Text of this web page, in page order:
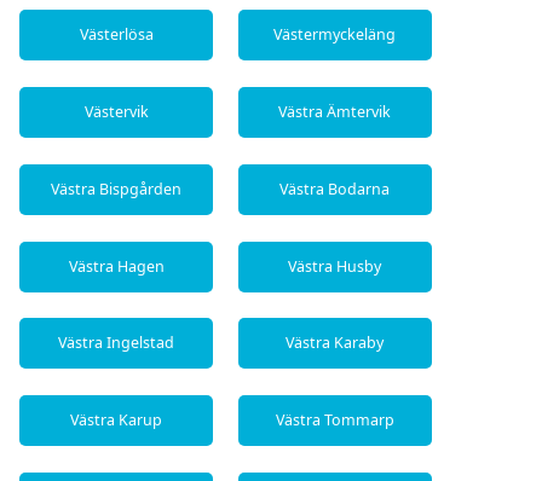
Västerlösa Västermyckeläng
Västervik Västra Ämtervik
Västra Bispgården Västra Bodarna
Västra Hagen Västra Husby
Västra Ingelstad Västra Karaby
Västra Karup Västra Tommarp